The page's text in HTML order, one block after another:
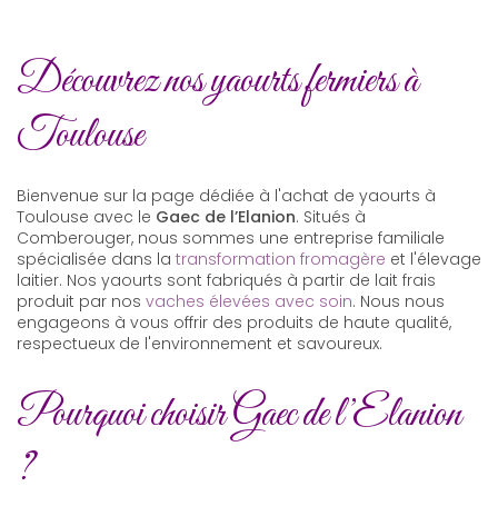
Découvrez nos yaourts fermiers à
Toulouse
Bienvenue sur la page dédiée à l'achat de yaourts à
Toulouse avec le Gaec de l’Elanion. Situés à
Comberouger, nous sommes une entreprise familiale
spécialisée dans la transformation fromagère et l'élevage
laitier. Nos yaourts sont fabriqués à partir de lait frais
produit par nos vaches élevées avec soin. Nous nous
engageons à vous offrir des produits de haute qualité,
respectueux de l'environnement et savoureux.
Pourquoi choisir Gaec de l’Elanion
?